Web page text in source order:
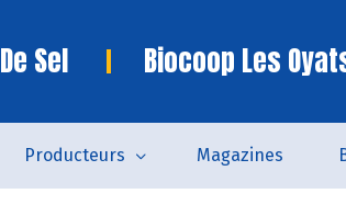
Sel Biocoop Les
Producteurs Magazines